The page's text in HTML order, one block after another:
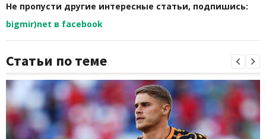
Не пропусти другие интересные статьи, подпишись:
bigmir)net в facebook
Статьи по теме